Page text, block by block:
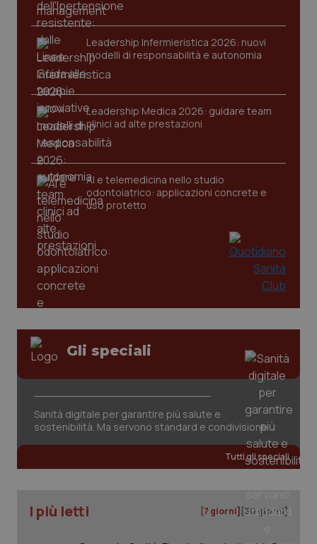
Leadership Infermieristica 2026: nuovi
modelli di responsabilità e autonomia
Leadership Medica 2026: guidare team
clinici ad alte prestazioni
AI e telemedicina nello studio
odontoiatrico: applicazioni concrete e
uso protetto
Gli speciali
Sanità digitale per garantire più salute e
sostenibilità. Ma servono standard e condivisione
Tutti gli speciali
I più letti [7 giorni] [30 giorni]
VISITOR_PRIVACY_METADATA
CookieScriptConsent
CookieScript
www.quotidianosanita.it
tracking-sites-ironfish-
www.quotidianosanita.it
2
tracking-sites-ironfish-
session-id
www.quotidianosanita.it